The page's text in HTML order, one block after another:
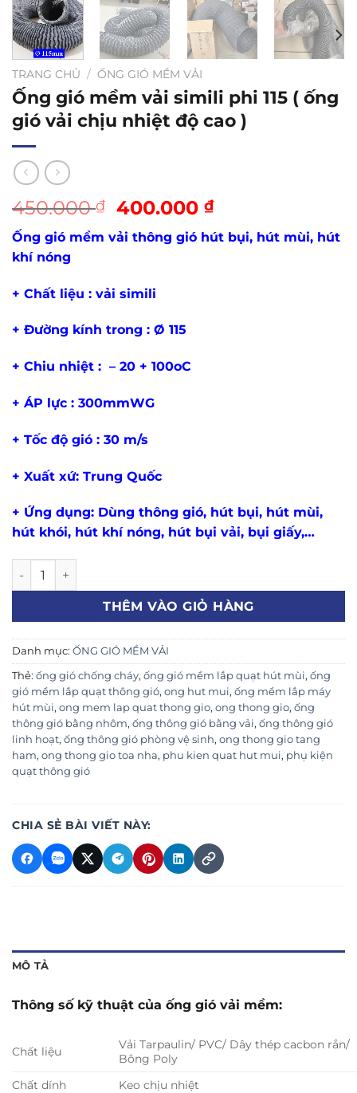
TRANG CHỦ / ỐNG GIÓ MỀM VẢI
Ống gió mềm vải simili phi 115 ( ống
gió vải chịu nhiệt độ cao )
450.000₫
Giá
gốc
là:
400.000₫Giá
hiện
tại
Ống gió mềm vải thông gió hút bụi, hút mùi, hút
khí nóng
+ Chất liệu : vải simili
+ Đường kính trong : Ø 115
+ Chiu nhiệt : – 20 + 100oC
+ ÁP lực : 300mmWG
+ Tốc độ gió : 30 m/s
+ Xuất xứ: Trung Quốc
+ Ứng dụng: Dùng thông gió, hút bụi, hút mùi,
hút khói, hút khí nóng, hút bụi vải, bụi giấy,…
Ống gió mềm vải simili phi 115 ( ống gió vải chịu nhiệt độ
THÊM VÀO GIỎ HÀNG
Danh mục: ỐNG GIÓ MỀM VẢI
Thẻ: ống gió chống cháy, ống gió mềm lắp quạt hút mùi, ống
gió mềm lắp quạt thông gió, ong hut mui, ống mềm lắp máy
hút mùi, ong mem lap quat thong gio, ong thong gio, ống
thông gió bằng nhôm, ống thông gió bằng vải, ống thông gió
linh hoạt, ống thông gió phòng vệ sinh, ong thong gio tang
ham, ong thong gio toa nha, phu kien quat hut mui, phụ kiện
quạt thông gió
CHIA SẺ BÀI VIẾT NÀY:
MÔ TẢ
Thông số kỹ thuật của ống gió vải mềm:
Chất liệu
Vải Tarpaulin/ PVC/ Dây thép cacbon rắn/
Bông Poly
Chất dính
Keo chịu nhiệt